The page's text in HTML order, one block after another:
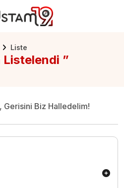
Liste
Listelendi ”
Gerisini Biz Halledelim!